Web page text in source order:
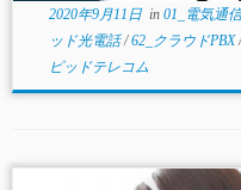
2020年9月11日in 01_電気通
ッド光電話/62_クラウドPBX
ピッドテレコム